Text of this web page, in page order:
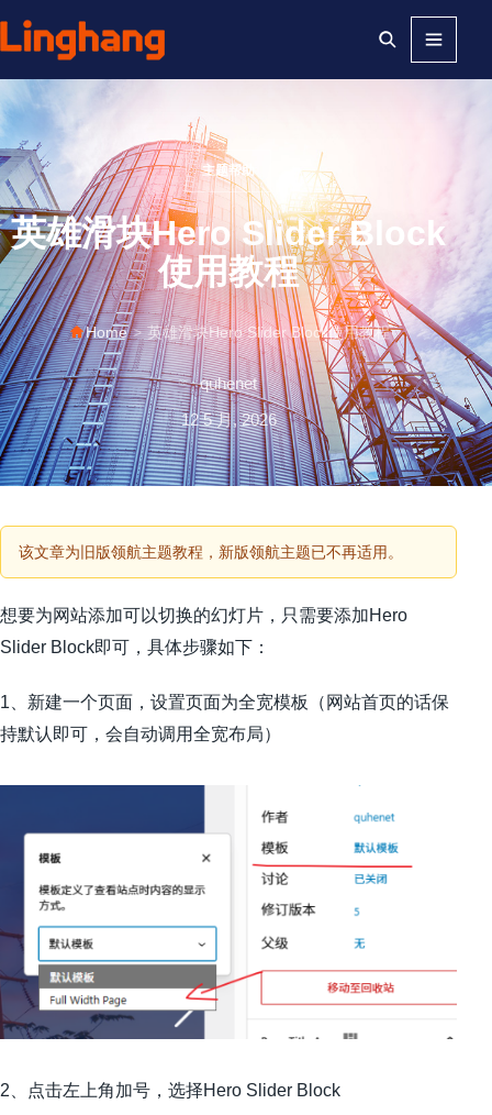
Menu
主题帮助
英雄滑块Hero Slider Block
使用教程
Home > 英雄滑块Hero Slider Block使用教程
quhenet
12 5 月, 2026
该文章为旧版领航主题教程，新版领航主题已不再适用。
想要为网站添加可以切换的幻灯片，只需要添加Hero
Slider Block即可，具体步骤如下：
1、新建一个页面，设置页面为全宽模板（网站首页的话保
持默认即可，会自动调用全宽布局）
2、点击左上角加号，选择Hero Slider Block